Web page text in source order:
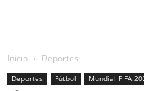
Inicio Deportes
Deportes Fútbol Mundial FIFA